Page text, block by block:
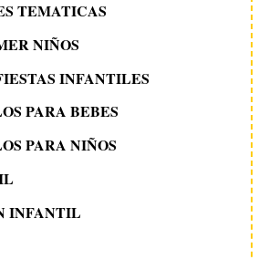
TEMATICAS
NIÑOS
INFANTILES
PARA BEBES
PARA NIÑOS
INFANTIL